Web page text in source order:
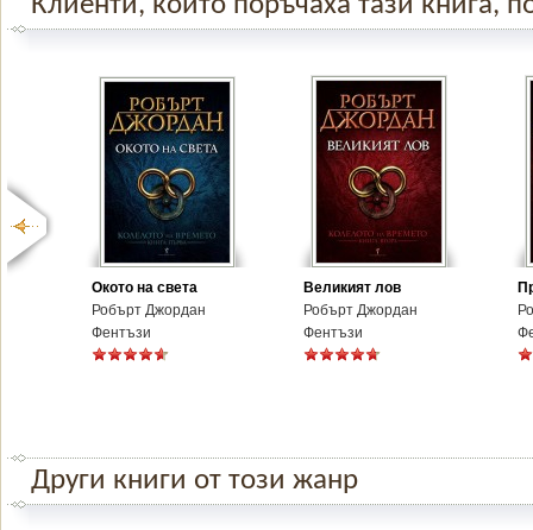
Окото на света
Робърт Джордан
Фентъзи
Великият лов
Робърт Джордан
Фентъзи
Други книги от този жанр